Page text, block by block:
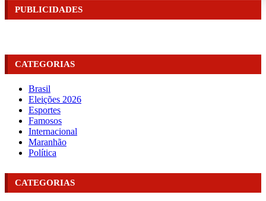
PUBLICIDADES
CATEGORIAS
Brasil
Eleições 2026
Esportes
Famosos
Internacional
Maranhão
Política
CATEGORIAS